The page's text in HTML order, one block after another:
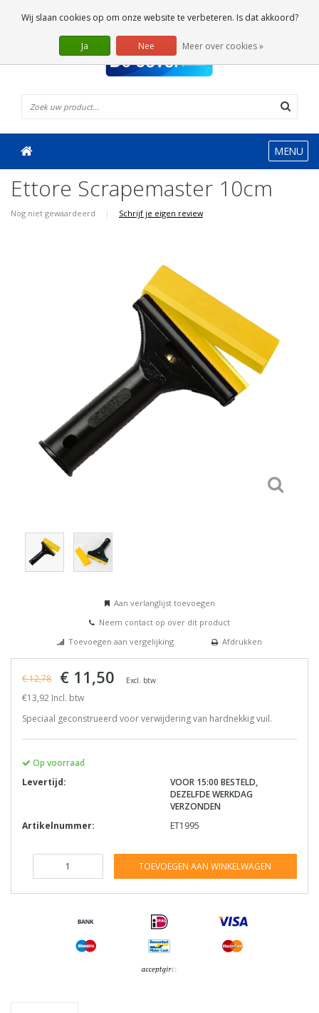
0 Artikelen
MENU
Ettore Scrapemaster 10cm
Nog niet gewaardeerd | Schrijf je eigen review
Aan verlanglijst toevoegen
Neem contact op over dit product
Toevoegen aan vergelijking
Afdrukken
€ 12,78 € 11,50 Excl. btw
€13,92 Incl. btw
Speciaal geconstrueerd voor verwijdering van hardnekkig vuil.
Op voorraad
Levertijd:
VOOR 15:00 BESTELD,
DEZELFDE WERKDAG
VERZONDEN
Artikelnummer:
ET1995
TOEVOEGEN AAN WINKELWAGEN
Wij slaan cookies op om onze website te verbeteren. Is dat akkoord?
Ja Nee Meer over cookies »